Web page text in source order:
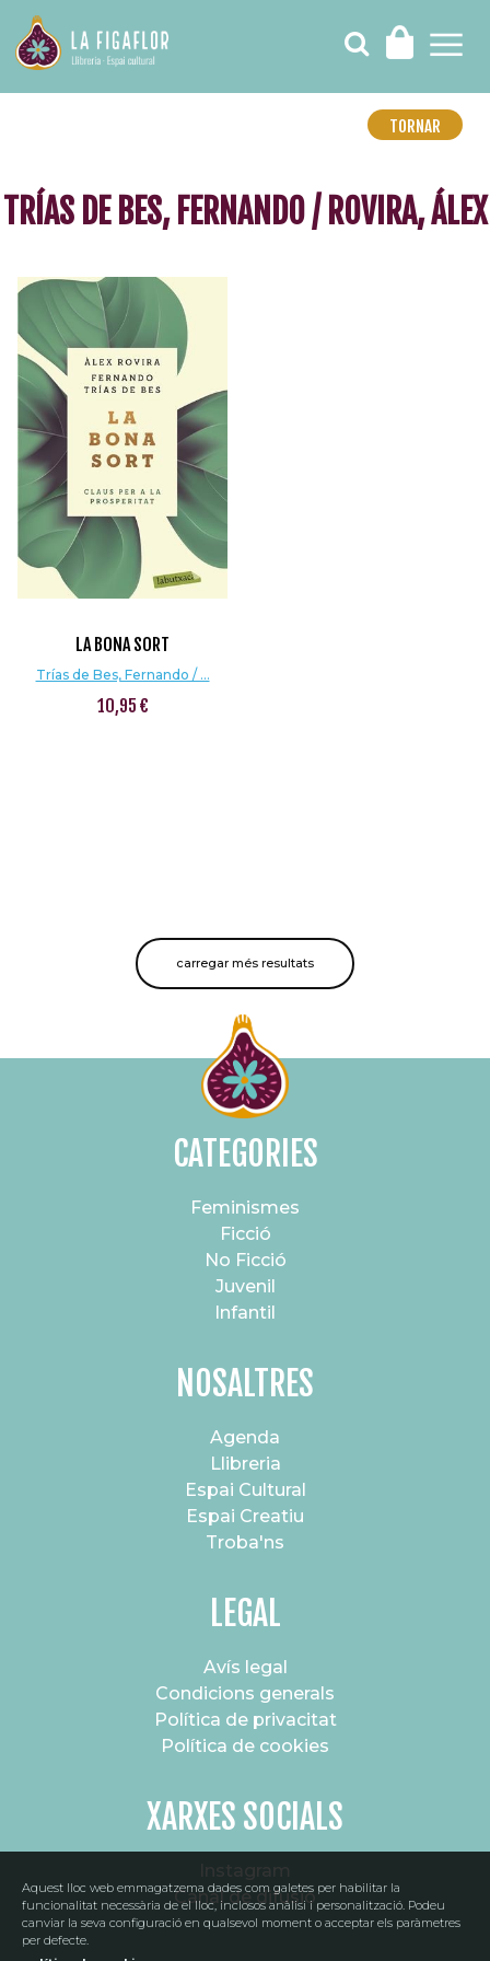
TORNAR
TRÍAS DE BES, FERNANDO / ROVIRA, ÁLEX
LA BONA SORT
Trías de Bes, Fernando / ...
10,95 €
carregar més resultats
CATEGORIES
Feminismes
Ficció
No Ficció
Juvenil
Infantil
NOSALTRES
Agenda
Llibreria
Espai Cultural
Espai Creatiu
Troba'ns
LEGAL
Avís legal
Condicions generals
Política de privacitat
Política de cookies
XARXES SOCIALS
Canal de difusió
Aquest lloc web emmagatzema dades com galetes per habilitar la
funcionalitat necessària de el lloc, inclosos anàlisi i personalització. Podeu
canviar la seva configuració en qualsevol moment o acceptar els paràmetres
per defecte.